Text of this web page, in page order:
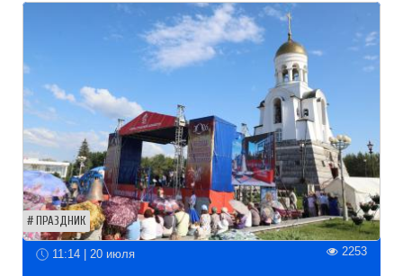
ПРАЗДНИК
11:14 | 20 июля 2253